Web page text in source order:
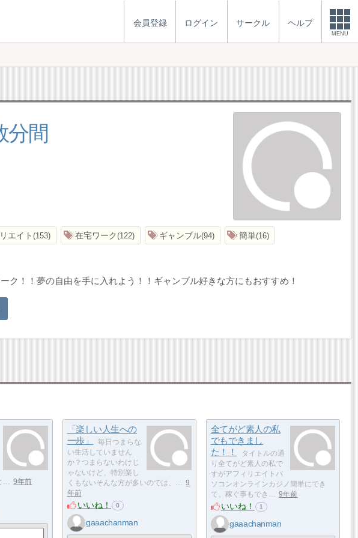
会員登録 ログイン サークル ヘルプ
MENU
分間
エイト 153 在宅ワーク 122 ギャンブル 94 簡単 16
ク！！夢の自由を手に入れよう！！ギャンブル好きな方にもおすすめ！
…
9年前
「楽しい人生への
一歩」
毎日つまらな
い生活していません
か？つまらないわけじ
ゃないけど、特別楽し
くもないそんな方が多いのでは、…
9
年前
いいね！ 0
gaaachanman
全てがど素人の私
でもできまし
た！！
タイトルの通
り全てがど素人の私で
すがアフィリエイトパ
ソコンオンラインカジノ簡単にでき
て、稼ぐ事もでき…
9年前
いいね！ 1
gaaachanman